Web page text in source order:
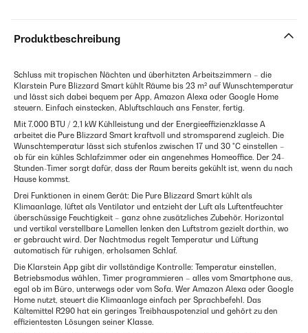
Produktbeschreibung
Schluss mit tropischen Nächten und überhitzten Arbeitszimmern – die
Klarstein Pure Blizzard Smart kühlt Räume bis 23 m² auf Wunschtemperatur
und lässt sich dabei bequem per App, Amazon Alexa oder Google Home
steuern. Einfach einstecken, Abluftschlauch ans Fenster, fertig.
Mit 7.000 BTU / 2,1 kW Kühlleistung und der Energieeffizienzklasse A
arbeitet die Pure Blizzard Smart kraftvoll und stromsparend zugleich. Die
Wunschtemperatur lässt sich stufenlos zwischen 17 und 30 °C einstellen –
ob für ein kühles Schlafzimmer oder ein angenehmes Homeoffice. Der 24-
Stunden-Timer sorgt dafür, dass der Raum bereits gekühlt ist, wenn du nach
Hause kommst.
Drei Funktionen in einem Gerät: Die Pure Blizzard Smart kühlt als
Klimaanlage, lüftet als Ventilator und entzieht der Luft als Luftentfeuchter
überschüssige Feuchtigkeit – ganz ohne zusätzliches Zubehör. Horizontal
und vertikal verstellbare Lamellen lenken den Luftstrom gezielt dorthin, wo
er gebraucht wird. Der Nachtmodus regelt Temperatur und Lüftung
automatisch für ruhigen, erholsamen Schlaf.
Die Klarstein App gibt dir vollständige Kontrolle: Temperatur einstellen,
Betriebsmodus wählen, Timer programmieren – alles vom Smartphone aus,
egal ob im Büro, unterwegs oder vom Sofa. Wer Amazon Alexa oder Google
Home nutzt, steuert die Klimaanlage einfach per Sprachbefehl. Das
Kältemittel R290 hat ein geringes Treibhauspotenzial und gehört zu den
effizientesten Lösungen seiner Klasse.